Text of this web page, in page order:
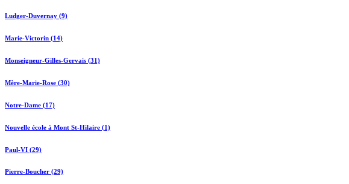
Ludger-Duvernay (9)
Marie-Victorin (14)
Monseigneur-Gilles-Gervais (31)
Mère-Marie-Rose (30)
Notre-Dame (17)
Nouvelle école à Mont St-Hilaire (1)
Paul-VI (29)
Pierre-Boucher (29)